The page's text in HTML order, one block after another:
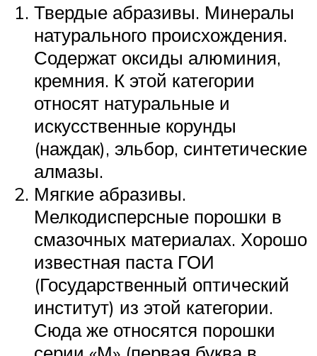
Твердые абразивы. Минералы
натурального происхождения.
Содержат оксиды алюминия,
кремния. К этой категории
относят натуральные и
искусственные корунды
(наждак), эльбор, синтетические
алмазы.
Мягкие абразивы.
Мелкодисперсные порошки в
смазочных материалах. Хорошо
известная паста ГОИ
(Государственный оптический
институт) из этой категории.
Сюда же относятся порошки